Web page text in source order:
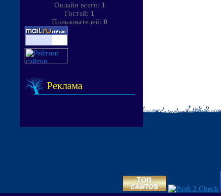
Онлайн всего: 1
Гостей: 1
Пользователей: 0
Реклама